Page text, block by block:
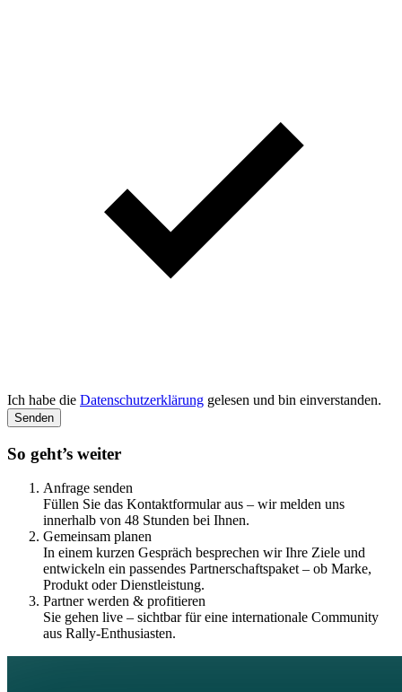
Ich habe die Datenschutzerklärung gelesen und bin einverstanden.
Senden
So geht’s weiter
Anfrage senden
Füllen Sie das Kontaktformular aus – wir melden uns
innerhalb von 48 Stunden bei Ihnen.
Gemeinsam planen
In einem kurzen Gespräch besprechen wir Ihre Ziele und
entwickeln ein passendes Partnerschaftspaket – ob Marke,
Produkt oder Dienstleistung.
Partner werden & profitieren
Sie gehen live – sichtbar für eine internationale Community
aus Rally-Enthusiasten.